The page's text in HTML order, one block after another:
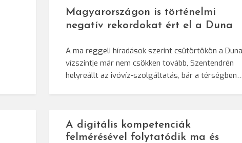
Magyarországon is történelmi
negatív rekordokat ért el a Duna
A ma reggeli híradások szerint csütörtökön a Duna
vízszintje már nem csökken tovább, Szentendrén
helyreállt az ivóvíz-szolgáltatás, bár a térségben…
A digitális kompetenciák
felmérésével folytatódik ma és